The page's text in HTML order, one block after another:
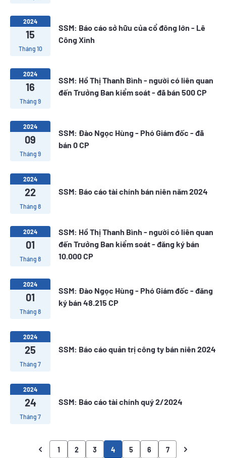
2024
15
Tháng 10
SSM: Báo cáo sở hữu của cổ đông lớn - Lê
Công Xinh
2024
16
Tháng 9
SSM: Hồ Thị Thanh Bình - người có liên quan
đến Trưởng Ban kiểm soát - đã bán 500 CP
2024
09
Tháng 9
SSM: Đào Ngọc Hùng - Phó Giám đốc - đã
bán 0 CP
2024
22
Tháng 8
SSM: Báo cáo tài chính bán niên năm 2024
2024
01
Tháng 8
SSM: Hồ Thị Thanh Bình - người có liên quan
đến Trưởng Ban kiểm soát - đăng ký bán
10.000 CP
2024
01
Tháng 8
SSM: Đào Ngọc Hùng - Phó Giám đốc - đăng
ký bán 48.215 CP
2024
25
Tháng 7
SSM: Báo cáo quản trị công ty bán niên 2024
2024
24
Tháng 7
SSM: Báo cáo tài chính quý 2/2024
1 2 3 4 5 6 7